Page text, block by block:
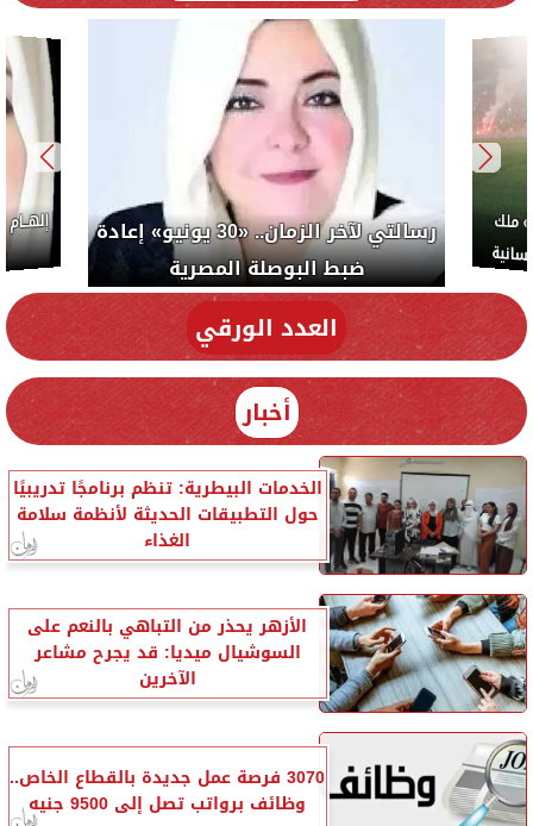
رسالتي لآخر الزمان.. «30 يونيو» إعادة
ضبط البوصلة المصرية
«صلاح» ملك
والإنسانية
العدد الورقي
أخبار
الخدمات البيطرية: تنظم برنامجًا تدريبيًا
حول التطبيقات الحديثة لأنظمة سلامة
الغذاء
الأزهر يحذر من التباهي بالنعم على
السوشيال ميديا: قد يجرح مشاعر
الآخرين
3070 فرصة عمل جديدة بالقطاع الخاص..
وظائف برواتب تصل إلى 9500 جنيه